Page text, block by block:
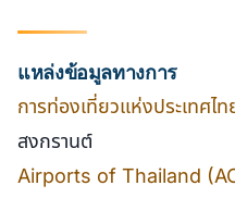
แหล่งข้อมูลทางการ
การท่องเที่ยวแห่งประเทศไ
สงกรานต์
Airports of Thailand